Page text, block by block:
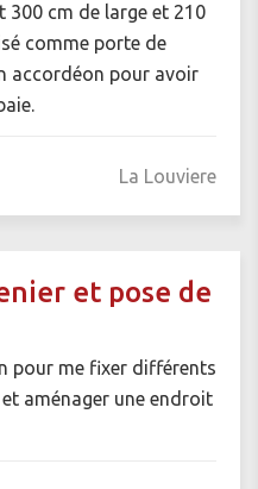
300 cm de large et 210
comme porte de
accordéon pour avoir
La Louviere
et pose de
pour me fixer différents
aménager une endroit